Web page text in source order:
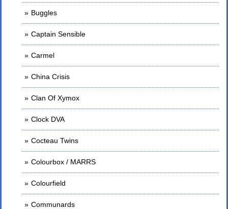
Buggles
Captain Sensible
Carmel
China Crisis
Clan Of Xymox
Clock DVA
Cocteau Twins
Colourbox / MARRS
Colourfield
Communards